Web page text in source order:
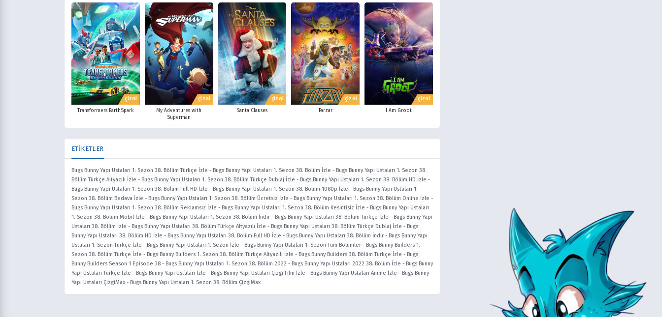
ÇİZGİ
Transformers EarthSpark
ÇİZGİ
My Adventures with
Superman
ÇİZGİ
Santa Clauses
ÇİZGİ
Farzar
ÇİZGİ
I Am Groot
ETİKETLER
Bugs Bunny Yapı Ustaları 1. Sezon 38. Bölüm Türkçe İzle - Bugs Bunny Yapı Ustaları 1. Sezon 38. Bölüm İzle - Bugs Bunny Yapı Ustaları 1. Sezon 38.
Bölüm Türkçe Altyazılı İzle - Bugs Bunny Yapı Ustaları 1. Sezon 38. Bölüm Türkçe Dublaj İzle - Bugs Bunny Yapı Ustaları 1. Sezon 38. Bölüm HD İzle -
Bugs Bunny Yapı Ustaları 1. Sezon 38. Bölüm Full HD İzle - Bugs Bunny Yapı Ustaları 1. Sezon 38. Bölüm 1080p İzle - Bugs Bunny Yapı Ustaları 1.
Sezon 38. Bölüm Bedava İzle - Bugs Bunny Yapı Ustaları 1. Sezon 38. Bölüm Ücretsiz İzle - Bugs Bunny Yapı Ustaları 1. Sezon 38. Bölüm Online İzle -
Bugs Bunny Yapı Ustaları 1. Sezon 38. Bölüm Reklamsız İzle - Bugs Bunny Yapı Ustaları 1. Sezon 38. Bölüm Kesintisiz İzle - Bugs Bunny Yapı Ustaları
1. Sezon 38. Bölüm Mobil İzle - Bugs Bunny Yapı Ustaları 1. Sezon 38. Bölüm İndir - Bugs Bunny Yapı Ustaları 38. Bölüm Türkçe İzle - Bugs Bunny Yapı
Ustaları 38. Bölüm İzle - Bugs Bunny Yapı Ustaları 38. Bölüm Türkçe Altyazılı İzle - Bugs Bunny Yapı Ustaları 38. Bölüm Türkçe Dublaj İzle - Bugs
Bunny Yapı Ustaları 38. Bölüm HD İzle - Bugs Bunny Yapı Ustaları 38. Bölüm Full HD İzle - Bugs Bunny Yapı Ustaları 38. Bölüm İndir - Bugs Bunny Yapı
Ustaları 1. Sezon Türkçe İzle - Bugs Bunny Yapı Ustaları 1. Sezon İzle - Bugs Bunny Yapı Ustaları 1. Sezon Tüm Bölümler - Bugs Bunny Builders 1.
Sezon 38. Bölüm Türkçe İzle - Bugs Bunny Builders 1. Sezon 38. Bölüm Türkçe Altyazılı İzle - Bugs Bunny Builders 38. Bölüm Türkçe İzle - Bugs
Bunny Builders Season 1 Episode 38 - Bugs Bunny Yapı Ustaları 1. Sezon 38. Bölüm 2022 - Bugs Bunny Yapı Ustaları 2022 38. Bölüm İzle - Bugs Bunny
Yapı Ustaları Türkçe İzle - Bugs Bunny Yapı Ustaları İzle - Bugs Bunny Yapı Ustaları Çizgi Film İzle - Bugs Bunny Yapı Ustaları Anime İzle - Bugs Bunny
Yapı Ustaları ÇizgiMax - Bugs Bunny Yapı Ustaları 1. Sezon 38. Bölüm ÇizgiMax